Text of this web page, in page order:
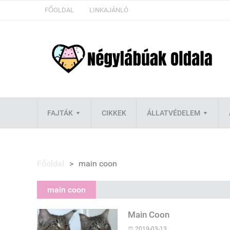
FŐOLDAL LINKAJÁNLÓ
FAJTÁK CIKKEK ÁLLATVÉDELEM
Főoldal > main coon
main coon
Main Coon